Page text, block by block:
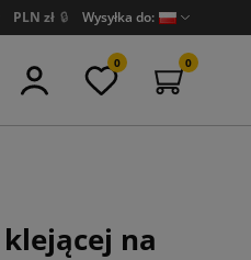
PLN zł 🔒 Wysyłka do:
0 0
na